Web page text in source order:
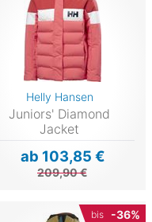
Helly Hansen
Juniors' Diamond
Jacket
ab 103,85 €
209,90 €
bis -36%